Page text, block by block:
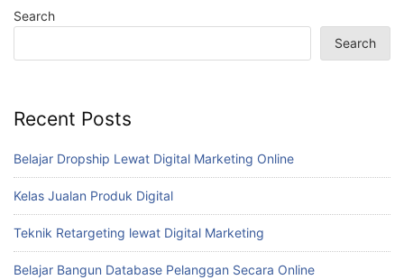
Search
Search
Recent Posts
Belajar Dropship Lewat Digital Marketing Online
Kelas Jualan Produk Digital
Teknik Retargeting lewat Digital Marketing
Belajar Bangun Database Pelanggan Secara Online